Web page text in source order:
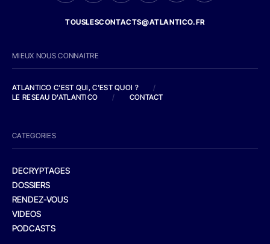
TOUSLESCONTACTS@ATLANTICO.FR
MIEUX NOUS CONNAITRE
ATLANTICO C'EST QUI, C'EST QUOI ?
/
LE RESEAU D'ATLANTICO
/ CONTACT
CATEGORIES
DECRYPTAGES
DOSSIERS
RENDEZ-VOUS
VIDEOS
PODCASTS